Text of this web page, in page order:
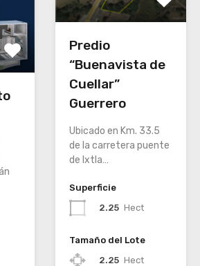
Predio
“Buenavista de
Cuellar”
Guerrero
Ubicado en Km. 33.5
de la carretera puente
de Ixtla…
Superficie
2.25 Hect
Tamaño del Lote
2.25 Hect